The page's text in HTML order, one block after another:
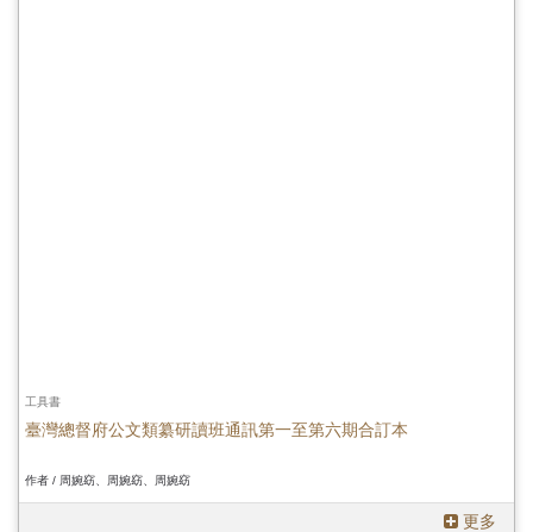
工具書
臺灣總督府公文類纂研讀班通訊第一至第六期合訂本
作者 / 周婉窈、周婉窈、周婉窈
更多